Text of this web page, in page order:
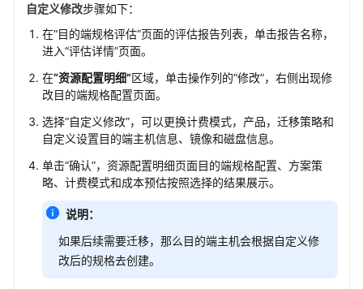
白
皮
源
支
域
自定义修改步骤如下：
在“目的端规格评估”页面的评估报告列表，单击报告名称，
进入“评估详情”页面。
在“资源配置明细”区域，单击操作列的“修改”，右侧出现修
改目的端规格配置页面。
选择“自定义修改”，可以更换计费模式，产品，迁移策略和
自定义设置目的端主机信息、镜像和磁盘信息。
单击“确认”，资源配置明细页面目的端规格配置、方案策
略、计费模式和成本预估按照选择的结果展示。
说明：
如果后续需要迁移，那么目的端主机会根据自定义修
改后的规格去创建。